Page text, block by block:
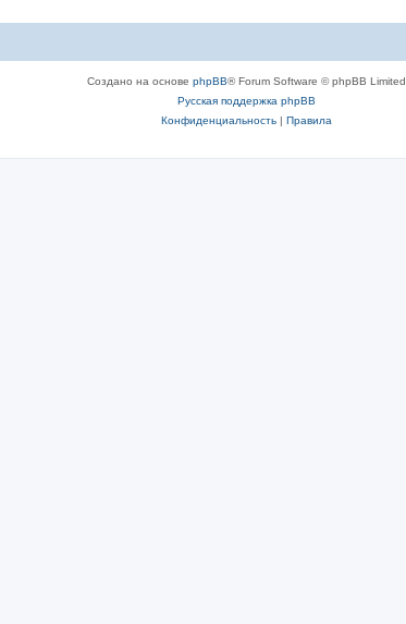
Создано на основе phpBB® Forum Software © phpBB Limited
Русская поддержка phpBB
Конфиденциальность| Правила